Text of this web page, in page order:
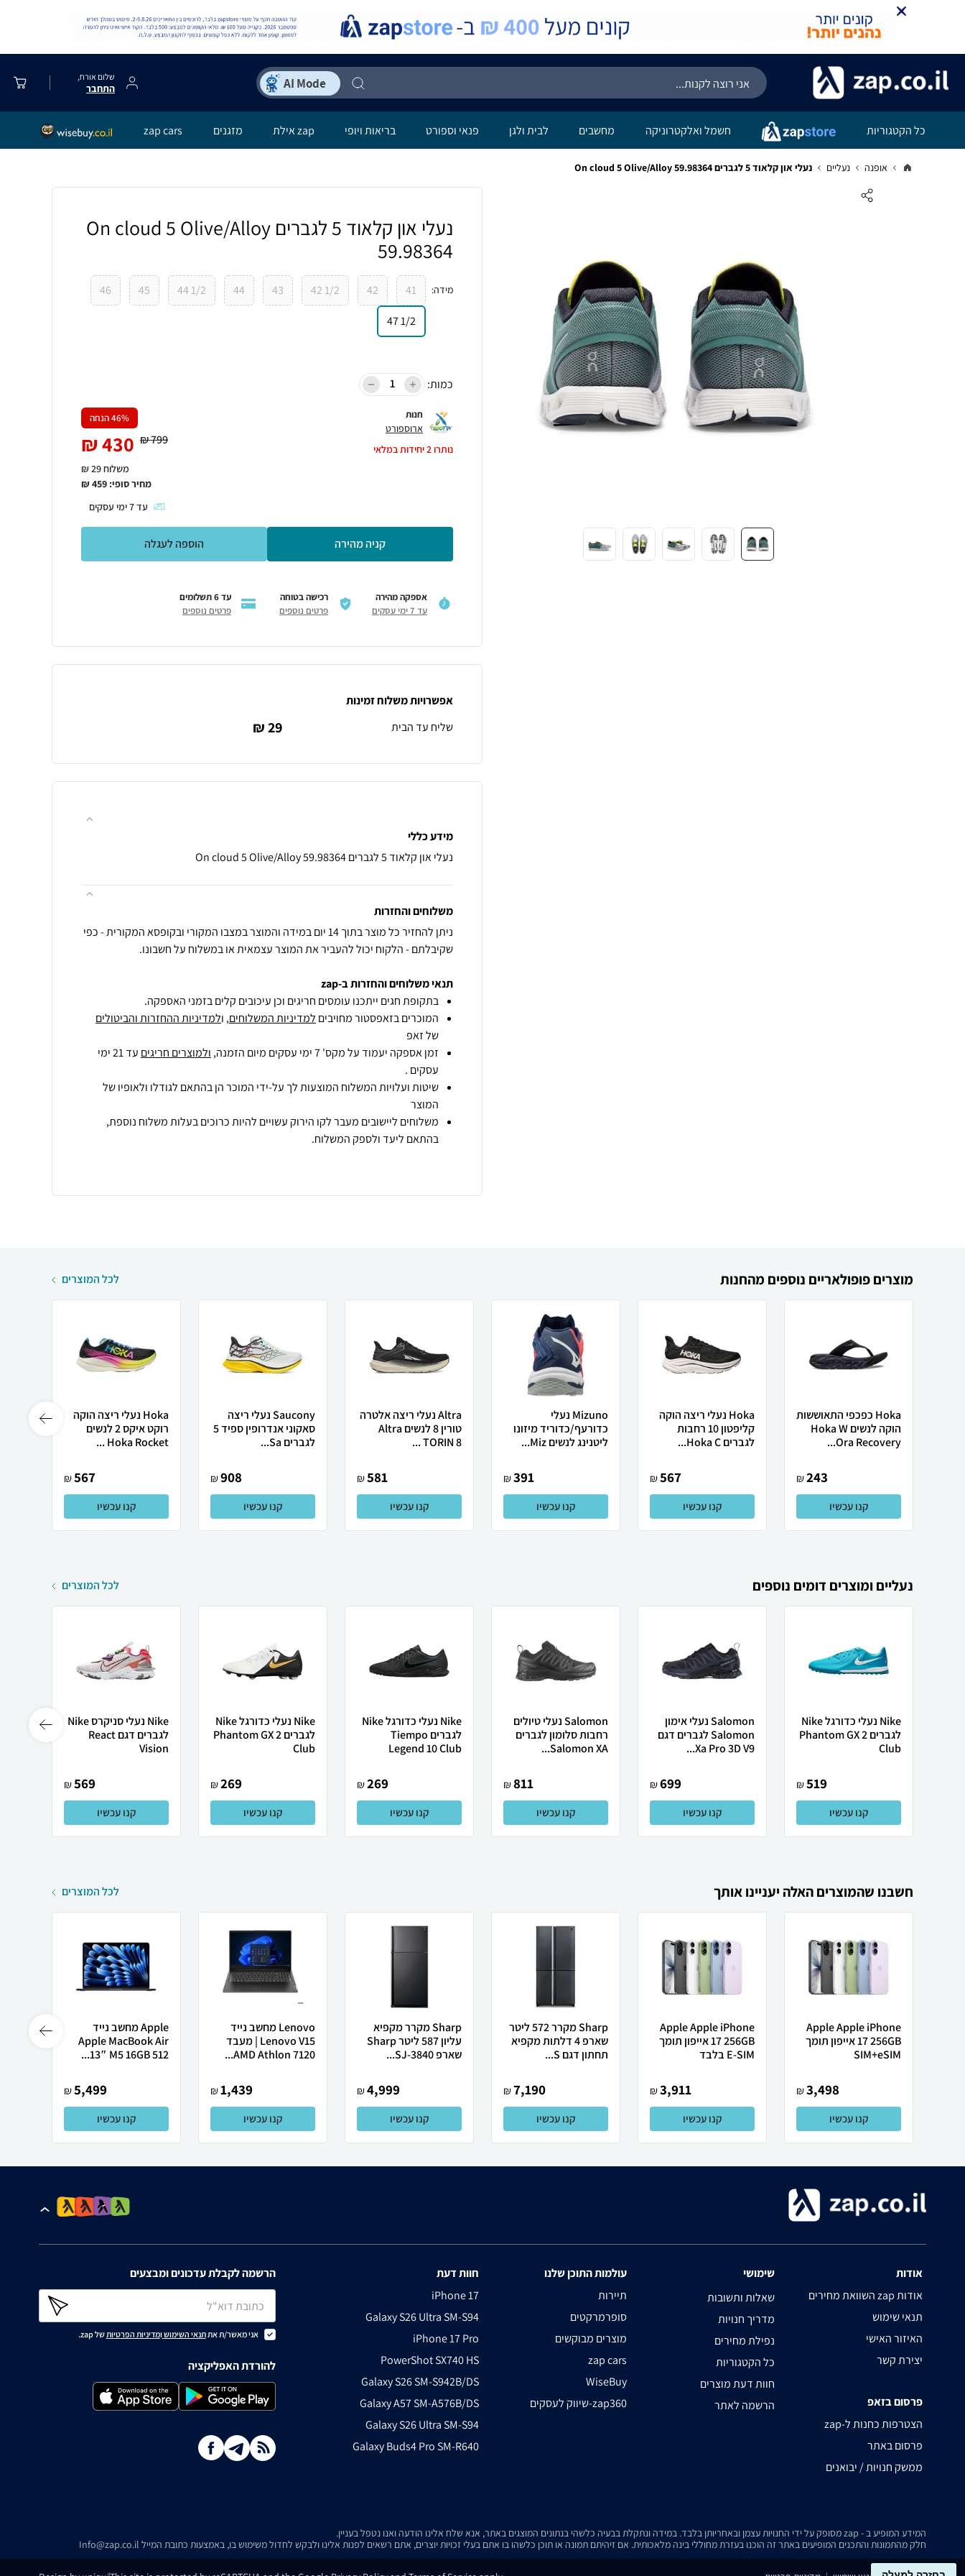
שלום אורח,
התחבר
כל הקטגוריות חשמל ואלקטרוניקה מחשבים לבית ולגן פנאי וספורט בריאות ויופי zap אילת מזגנים zap cars
אופנה נעליים נעלי און קלאוד 5 לגברים On cloud 5 Olive/Alloy 59.98364
נעלי און קלאוד 5 לגברים On cloud 5 Olive/Alloy
59.98364
מידה:
41
42
1/2 42
43
44
1/2 44
45
46
1/2 47
כמות:
חנות
ארוספורט
נותרו2יחידות במלאי
46% הנחה
799
₪
430
₪
משלוח 29 ₪
מחיר סופי: 459
₪
עד7ימי עסקים
קניה מהירה הוספה לעגלה
אספקה מהירה
עד 7 ימי עסקים
רכישה בטוחה
פרטים נוספים
עד 6 תשלומים
פרטים נוספים
אפשרויות משלוח זמינות
שליח עד הבית
29 ₪
מידע כללי
נעלי און קלאוד 5 לגברים On cloud 5 Olive/Alloy 59.98364
משלוחים והחזרות
ניתן להחזיר כל מוצר בתוך 14 יום במידה והמוצר במצבו המקורי ובקופסא המקורית - כפי
שקיבלתם - הלקוח יכול להעביר את המוצר עצמאית או במשלוח על חשבונו.
תנאי משלוחים והחזרות ב-zap
בתקופת חגים ייתכנו עומסים חריגים וכן עיכובים קלים בזמני האספקה.
המוכרים בזאפסטור מחויבים למדיניות המשלוחים, ולמדיניות ההחזרות והביטולים
של זאפ
זמן אספקה יעמוד על מקס' 7 ימי עסקים מיום הזמנה,
ולמוצרים חריגים
עד 21 ימי
עסקים .
שיטות ועלויות המשלוח המוצעות לך על-ידי המוכר הן בהתאם לגודלו ולאופיו של
המוצר
משלוחים ליישובים מעבר לקו הירוק עשויים להיות כרוכים בעלות משלוח נוספת,
בהתאם ליעד ולספק המשלוח.
מוצרים פופולאריים נוספים מהחנות לכל המוצרים
Hoka כפכפי התאוששות
הוקה לנשים Hoka W
Ora Recovery...
243
₪
קנו עכשיו
Hoka נעלי ריצה הוקה
קליפטון 10 רחבות
לגברים Hoka C...
567
₪
קנו עכשיו
Mizuno נעלי
כדורעף/כדוריד מיזונו
ליטנינג לנשים Miz...
391
₪
קנו עכשיו
Altra נעלי ריצה אלטרה
טורין 8 לנשים Altra
TORIN 8 ...
581
₪
קנו עכשיו
Saucony נעלי ריצה
סאקוני אנדרופין ספיד 5
לגברים Sa...
908
₪
קנו עכשיו
Hoka נעלי ריצה הוקה
רוקט איקס 2 לנשים
Hoka Rocket ...
567
₪
קנו עכשיו
נעליים ומוצרים דומים נוספים לכל המוצרים
Nike נעלי כדורגל Nike
לגברים Phantom GX 2
Club
519
₪
קנו עכשיו
Salomon נעלי אימון
Salomon לגברים דגם
Xa Pro 3D V9...
699
₪
קנו עכשיו
Salomon נעלי טיולים
רחבות סלומון לגברים
Salomon XA...
811
₪
קנו עכשיו
Nike נעלי כדורגל Nike
לגברים Tiempo
Legend 10 Club
269
₪
קנו עכשיו
Nike נעלי כדורגל Nike
לגברים Phantom GX 2
Club
269
₪
קנו עכשיו
Nike נעלי סניקרס Nike
לגברים דגם React
Vision
569
₪
קנו עכשיו
חשבנו שהמוצרים האלה יעניינו אותך לכל המוצרים
Apple Apple iPhone
17 256GB אייפון תומך
SIM+eSIM
3,498
₪
קנו עכשיו
Apple Apple iPhone
17 256GB אייפון תומך
E-SIM בלבד
3,911
₪
קנו עכשיו
Sharp מקרר 572 ליטר
שארפ 4 דלתות מקפיא
תחתון דגם S...
7,190
₪
קנו עכשיו
Sharp מקרר מקפיא
עליון 587 ליטר Sharp
שארפ SJ-3840...
4,999
₪
קנו עכשיו
Lenovo מחשב נייד
Lenovo V15 | מעבד
AMD Athlon 7120...
1,439
₪
קנו עכשיו
Apple מחשב נייד
Apple MacBook Air
13″ M5 ‎16GB 512...
5,499
₪
קנו עכשיו
אודות
השוואת מחירים zap אודות
תנאי שימוש
האיזור האישי
יצירת קשר
פרסום בזאפ
zap-הצטרפות כחנות ל
פרסום באתר
ממשק חנויות / יבואנים
שימושי
שאלות ותשובות
מדריך חנויות
נפילת מחירים
כל הקטגוריות
חוות דעת מוצרים
הרשמה לאתר
עולמות התוכן שלנו
תיירות
סופרמרקטים
מוצרים מבוקשים
zap cars
WiseBuy
שיווק לעסקים-zap360
חוות דעת
iPhone 17
Galaxy S26 Ultra SM-S94
iPhone 17 Pro
PowerShot SX740 HS
Galaxy S26 SM-S942B/DS
Galaxy A57 SM-A576B/DS
Galaxy S26 Ultra SM-S94
Galaxy Buds4 Pro SM-R640
הרשמה לקבלת עדכונים ומבצעים
אני מאשר/ת אתתנאי השימושומדיניות הפרטיותשל zap.
להורדת האפליקציה
המידע המופיע ב - zap מסופק על ידי החנויות עצמן ובאחריותן בלבד. במידה ונתקלת בבעיה כלשהי בנתונים המוצגים באתר, אנא שלח אלינו הודעה ואנו נטפל בעניין.
חלק מהתמונות והתכנים המופיעים באתר זה הוכנו בעזרת מחוללי בינה מלאכותית. אם זיהיתם תמונה או תוכן כלשהו בו אתם בעלי זכויות יוצרים, אתם רשאים לפנות אלינו ולבקש לחדול משימוש בו, באמצעות כתובת המייל Info@zap.co.il